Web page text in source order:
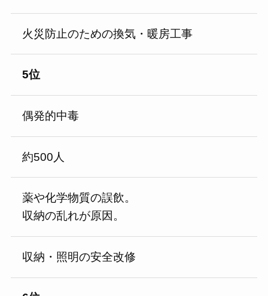
火災防止のための換気・暖房工事
5位
偶発的中毒
約500人
薬や化学物質の誤飲。
収納の乱れが原因。
収納・照明の安全改修